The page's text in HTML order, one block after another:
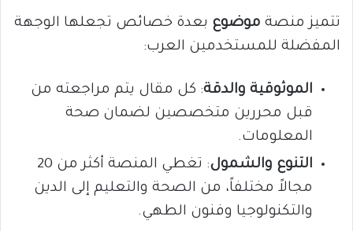
تتميز منصة موضوع بعدة خصائص تجعلها الوجهة
المفضلة للمستخدمين العرب:
الموثوقية والدقة: كل مقال يتم مراجعته من
قبل محررين متخصصين لضمان صحة
المعلومات.
التنوع والشمول
: تغطي المنصة أكثر من 20
مجالاً مختلفاً، من الصحة والتعليم إلى الدين
والتكنولوجيا وفنون الطهي.